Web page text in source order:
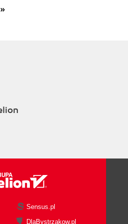
NURBS (51)
ze ścianek (54)
i pokrywanie ściankami
na krzywych NURBS (58)
pracy - poruszamy się w
(62)
»
Sensus.pl
DlaBystrzakow.pl